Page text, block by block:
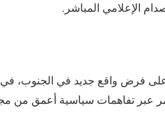
الإعلامي المباشر.
على فرض واقع جديد في الجنوب،
عبر تفاهمات سياسية أعمق من